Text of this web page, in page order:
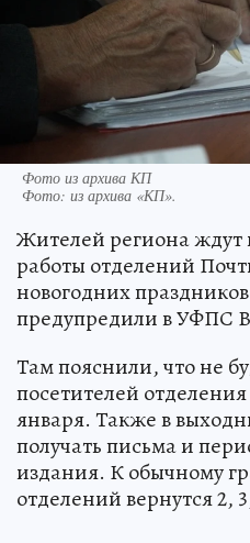
Фото из архива КП
Фото: из архива «КП».
Жителей региона ждут
работы отделений
новогодних
предупредили в УФПС
Там пояснили, что не
посетителей
января. Также в
получать письма и
издания. К обычному
отделений вернутся 2,